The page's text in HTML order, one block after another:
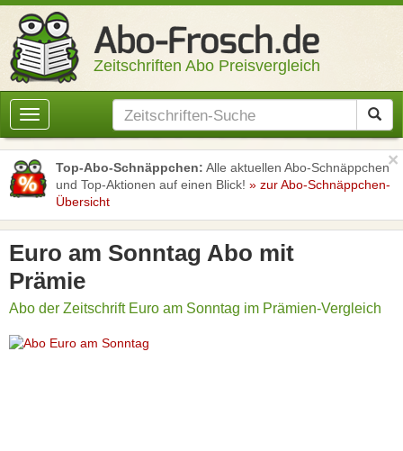
Zeitschriften Abo Preisvergleich
Toggle
navigation
Top-Abo-Schnäppchen: Alle aktuellen Abo-Schnäppchen
und Top-Aktionen auf einen Blick! » zur Abo-Schnäppchen-
Übersicht
×
Euro am Sonntag Abo mit
Prämie
Abo der Zeitschrift Euro am Sonntag im Prämien-Vergleich